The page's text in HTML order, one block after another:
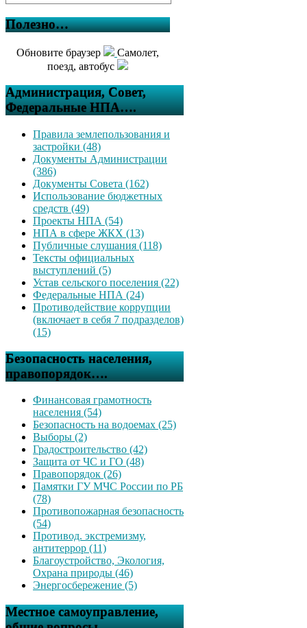
Полезно…
Обновите браузер
Самолет,
поезд, автобус
Администрация, Совет,
Федеральные НПА….
Правила землепользования и
застройки (48)
Документы Администрации
(386)
Документы Совета (162)
Использование бюджетных
средств (49)
Проекты НПА (54)
НПА в сфере ЖКХ (13)
Публичные слушания (118)
Тексты официальных
выступлений (5)
Устав сельского поселения (22)
Федеральные НПА (24)
Противодействие коррупции
(включает в себя 7 подразделов)
(15)
Безопасность населения,
правопорядок….
Финансовая грамотность
населения (54)
Безопасность на водоемах (25)
Выборы (2)
Градостроительство (42)
Защита от ЧС и ГО (48)
Правопорядок (26)
Памятки ГУ МЧС России по РБ
(78)
Противопожарная безопасность
(54)
Противод. экстремизму,
антитеррор (11)
Благоустройство, Экология,
Охрана природы (46)
Энергосбережение (5)
Местное самоуправление,